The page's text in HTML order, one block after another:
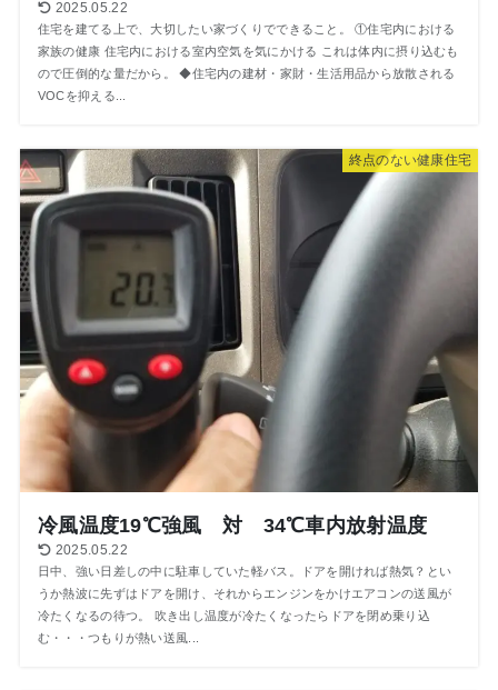
2025.05.22
住宅を建てる上で、大切したい家づくりでできること。 ①住宅内における
家族の健康 住宅内における室内空気を気にかける これは体内に摂り込むも
ので圧倒的な量だから。 ◆住宅内の建材・家財・生活用品から放散される
VOCを抑える...
終点のない健康住宅
冷風温度19℃強風 対 34℃車内放射温度
2025.05.22
日中、強い日差しの中に駐車していた軽バス。ドアを開ければ熱気？とい
うか熱波に先ずはドアを開け、それからエンジンをかけエアコンの送風が
冷たくなるの待つ。 吹き出し温度が冷たくなったらドアを閉め乗り込
む・・・つもりが熱い送風...